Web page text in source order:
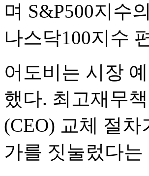
며 S&P500지수
나스닥100지수
어도비는 시장
했다. 최고재무
(CEO) 교체 절
가를 짓눌렀다